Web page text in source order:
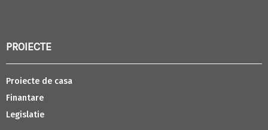
PROIECTE
Proiecte de casa
Finantare
Legislatie